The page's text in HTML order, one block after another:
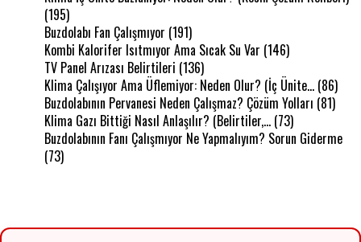
(195)
Buzdolabı Fan Çalışmıyor (191)
Kombi Kalorifer Isıtmıyor Ama Sıcak Su Var (146)
TV Panel Arızası Belirtileri (136)
Klima Çalışıyor Ama Üflemiyor: Neden Olur? (İç Ünite… (86)
Buzdolabının Pervanesi Neden Çalışmaz? Çözüm Yolları (81)
Klima Gazı Bittiği Nasıl Anlaşılır? (Belirtiler,… (73)
Buzdolabının Fanı Çalışmıyor Ne Yapmalıyım? Sorun Giderme
(73)